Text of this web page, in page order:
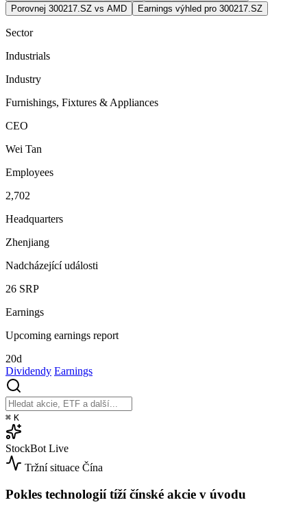
Porovnej 300217.SZ vs AMD
Earnings výhled pro 300217.SZ
Sector
Industrials
Industry
Furnishings, Fixtures & Appliances
CEO
Wei Tan
Employees
2,702
Headquarters
Zhenjiang
Nadcházející události
26 SRP
Earnings
Upcoming earnings report
20d
Dividendy Earnings
⌘ K
StockBot Live
Tržní situace Čína
Pokles technologií tíží čínské akcie v úvodu